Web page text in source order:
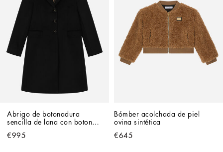
Abrigo de botonadura
sencilla de lana con botones
€995
Bómber acolchada de piel
ovina sintética
€645